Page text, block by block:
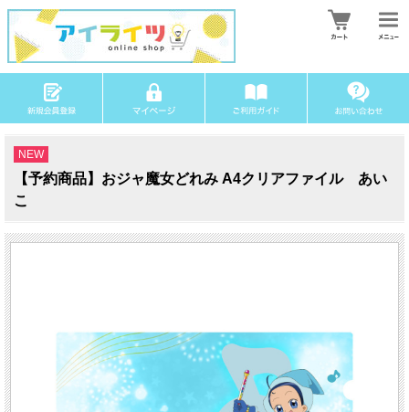
NEW
【予約商品】おジャ魔女どれみ A4クリアファイル あい
こ